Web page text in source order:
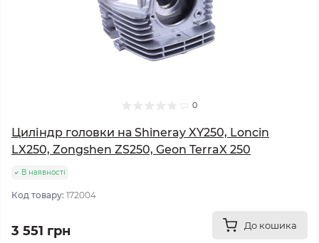
0
Циліндр головки на Shineray XY250, Loncin
LX250, Zongshen ZS250, Geon TerraX 250
В наявності
Код товару: 172004
3 551 грн До кошика